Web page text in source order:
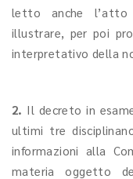
letto anche l’atto
illustrare, per poi
interpretativo della
2. Il decreto in
ultimi tre
informazioni alla
materia oggetto